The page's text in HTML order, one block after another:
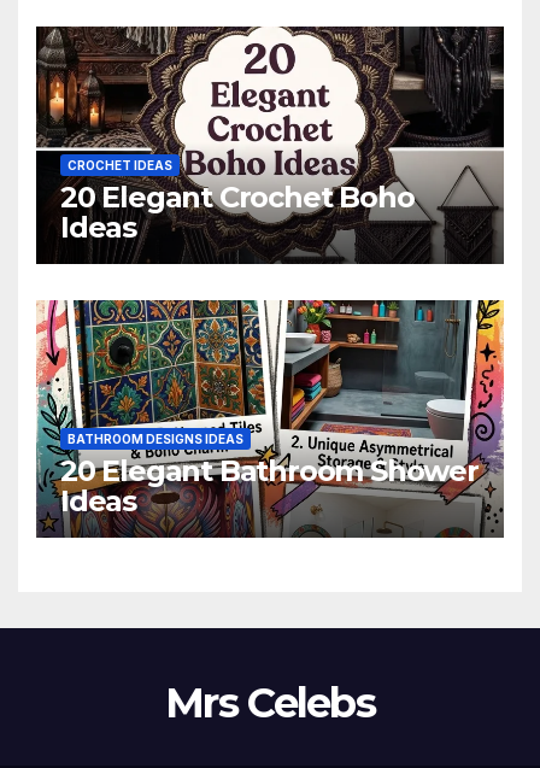
CROCHET IDEAS
20 Elegant Crochet Boho
Ideas
BATHROOM DESIGNS IDEAS
20 Elegant Bathroom Shower
Ideas
Mrs Celebs